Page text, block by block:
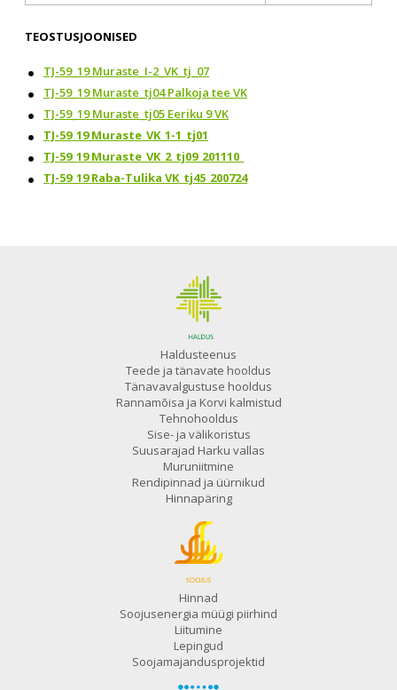
TEOSTUSJOONISED
TJ-59_19 Muraste_I-2_VK_tj_07
TJ-59_19 Muraste_tj04 Palkoja tee VK
TJ-59_19 Muraste_tj05 Eeriku 9 VK
TJ-59_19 Muraste_VK_1-1_tj01
TJ-59_19 Muraste_VK_2_tj09_201110_
TJ-59_19 Raba-Tulika VK_tj45_200724
Haldusteenus
Teede ja tänavate hooldus
Tänavavalgustuse hooldus
Rannamõisa ja Korvi kalmistud
Tehnohooldus
Sise- ja välikoristus
Suusarajad Harku vallas
Muruniitmine
Rendipinnad ja üürnikud
Hinnapäring
Hinnad
Soojusenergia müügi piirhind
Liitumine
Lepingud
Soojamajandusprojektid